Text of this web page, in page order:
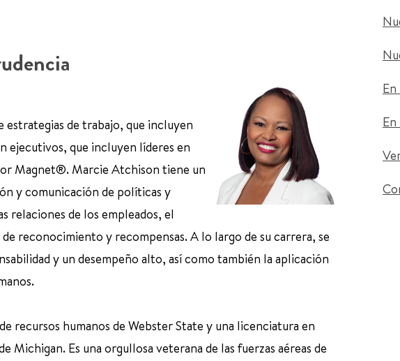
de trabajo, que incluyen
ejecutivos, que incluyen líderes en
Magnet®. Marcie Atchison tiene un
y comunicación de políticas y
relaciones de los empleados, el
reconocimiento y recompensas. A lo largo de su carrera, se
y un desempeño alto, así como también la aplicación
recursos humanos de Webster State y una licenciatura en
Michigan. Es una orgullosa veterana de las fuerzas aéreas de